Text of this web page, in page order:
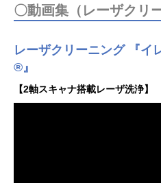
〇動画集（レーザクリ
レーザクリーニング 『イ
®』
【2軸スキャナ搭載レーザ洗浄】